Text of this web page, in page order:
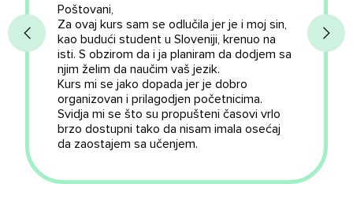
Poštovani,
Za ovaj kurs sam se odlučila jer je i moj sin,
kao budući student u Sloveniji, krenuo na
isti. S obzirom da i ja planiram da dodjem sa
njim želim da naučim vaš jezik.
Kurs mi se jako dopada jer je dobro
organizovan i prilagodjen početnicima.
Svidja mi se što su propušteni časovi vrlo
brzo dostupni tako da nisam imala osećaj
da zaostajem sa učenjem.
Takav pristup ohrabruje i budi želju za